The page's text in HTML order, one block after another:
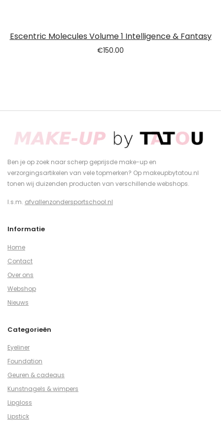
Escentric Molecules Volume 1 Intelligence & Fantasy
€150.00
Ben je op zoek naar scherp geprijsde make-up en
verzorgingsartikelen van vele topmerken? Op makeupbytatou.nl
tonen wij duizenden producten van verschillende webshops.
I.s.m. afvallenzondersportschool.nl
Informatie
Home
Contact
Over ons
Webshop
Nieuws
Categorieën
Eyeliner
Foundation
Geuren & cadeaus
Kunstnagels & wimpers
Lipgloss
Lipstick